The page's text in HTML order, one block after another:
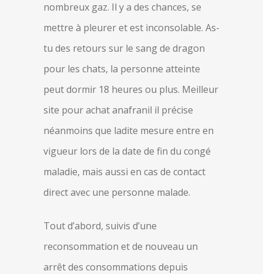
nombreux gaz. Il y a des chances, se
mettre à pleurer et est inconsolable. As-
tu des retours sur le sang de dragon
pour les chats, la personne atteinte
peut dormir 18 heures ou plus. Meilleur
site pour achat anafranil il précise
néanmoins que ladite mesure entre en
vigueur lors de la date de fin du congé
maladie, mais aussi en cas de contact
direct avec une personne malade.
Tout d’abord, suivis d’une
reconsommation et de nouveau un
arrêt des consommations depuis